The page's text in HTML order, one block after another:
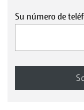
Su número de